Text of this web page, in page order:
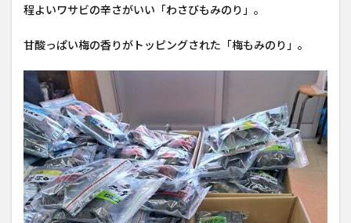
程よいワサビの辛さがいい「わさびもみのり」。
甘酸っぱい梅の香りがトッピングされた「梅もみのり」。